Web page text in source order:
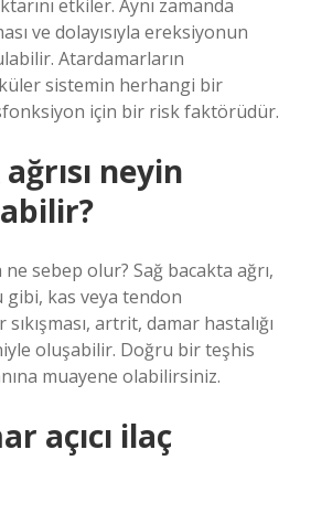
etkiler. Aynı zamanda
ve dolayısıyla ereksiyonun
Atardamarların
sistemin herhangi bir
için bir risk faktörüdür.
neyin
ne sebep olur? Sağ bacakta ağrı,
kas veya tendon
artrit, damar hastalığı
oluşabilir. Doğru bir teşhis
muayene olabilirsiniz.
açıcı ilaç